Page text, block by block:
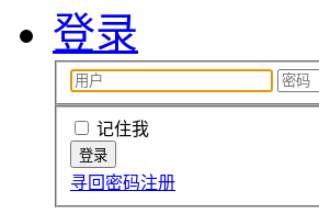
登录
记住我
寻回密码注册